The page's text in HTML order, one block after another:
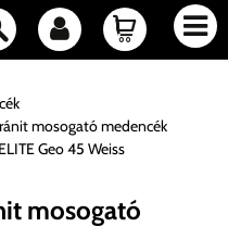
mosogató medencék
Geo 45 Weiss
mosogató